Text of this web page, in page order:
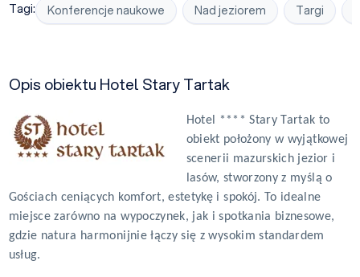
Tagi: Konferencje naukowe Nad jeziorem Targi
Opis obiektu Hotel Stary Tartak
Hotel **** Stary Tartak to
obiekt położony w wyjątkowej
scenerii mazurskich jezior i
lasów, stworzony z myślą o
Gościach ceniących komfort, estetykę i spokój. To idealne
miejsce zarówno na wypoczynek, jak i spotkania biznesowe,
gdzie natura harmonijnie łączy się z wysokim standardem
usług.